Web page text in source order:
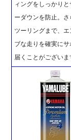
ィングをしっかり
ーダウンを防止。
ツーリングまで、
ブな走りを確実に
届くことがございま